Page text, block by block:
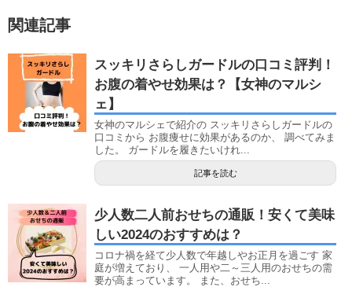
関連記事
スッキリさらしガードルの口コミ評判！
お腹の着やせ効果は？【女神のマルシ
ェ】
女神のマルシェで紹介の スッキリさらしガードルの
口コミから お腹痩せに効果があるのか、 調べてみま
した。 ガードルを履きたいけれ...
記事を読む
少人数二人前おせちの通販！安くて美味
しい2024のおすすめは？
コロナ禍を経て少人数で年越しやお正月を過ごす 家
庭が増えており、 一人用や二～三人用のおせちの需
要が高まっています。 また、おせち...